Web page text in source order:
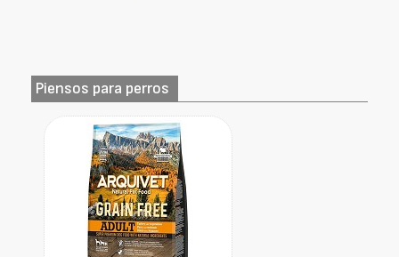
Piensos para perros